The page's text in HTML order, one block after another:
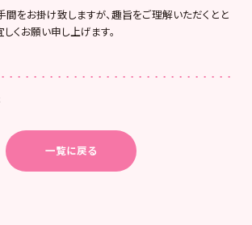
間をお掛け致しますが、趣旨をご理解いただくとと
くお願い申し上げます。
一覧に戻る